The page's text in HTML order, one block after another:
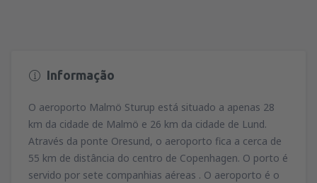
Informação
O aeroporto Malmö Sturup está situado a apenas 28
km da cidade de Malmö e 26 km da cidade de Lund.
Através da ponte Oresund, o aeroporto fica a cerca de
55 km de distância do centro de Copenhagen. O porto é
servido por sete companhias aéreas . O aeroporto é o